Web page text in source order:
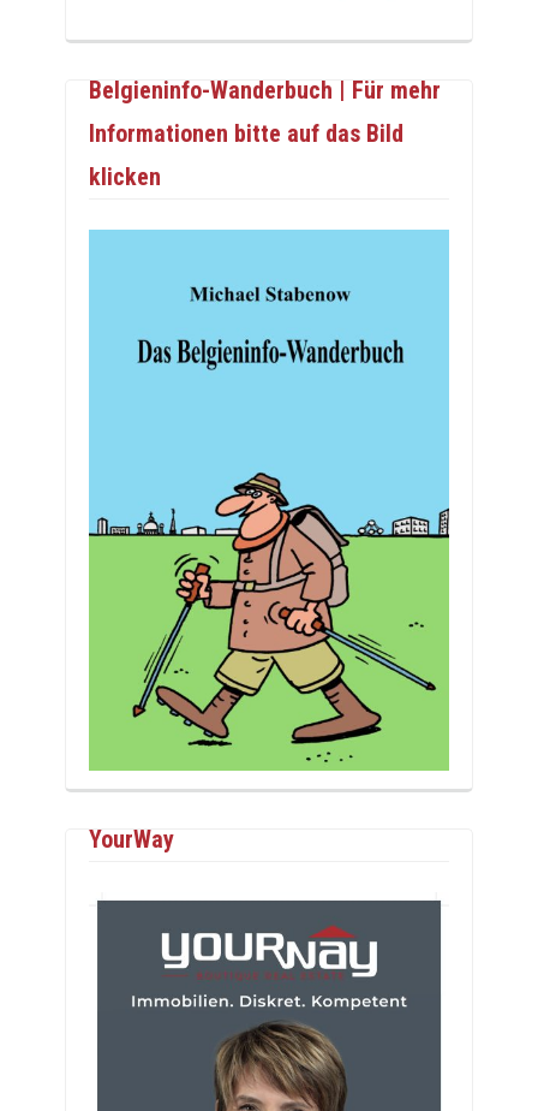
Belgieninfo-Wanderbuch | Für mehr
Informationen bitte auf das Bild
klicken
YourWay